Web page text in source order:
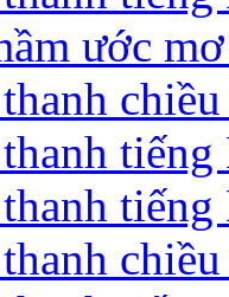
ước